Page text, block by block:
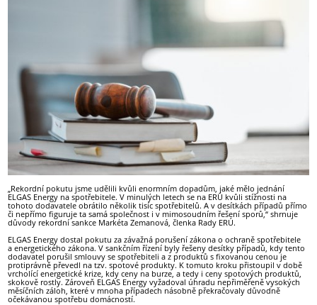
„Rekordní pokutu jsme udělili kvůli enormním dopadům, jaké mělo jednání
ELGAS Energy na spotřebitele. V minulých letech se na ERÚ kvůli stížnosti na
tohoto dodavatele obrátilo několik tisíc spotřebitelů. A v desítkách případů přímo
či nepřímo figuruje ta samá společnost i v mimosoudním řešení sporů,“ shrnuje
důvody rekordní sankce Markéta Zemanová, členka Rady ERÚ.
ELGAS Energy dostal pokutu za závažná porušení zákona o ochraně spotřebitele
a energetického zákona. V sankčním řízení byly řešeny desítky případů, kdy tento
dodavatel porušil smlouvy se spotřebiteli a z produktů s fixovanou cenou je
protiprávně převedl na tzv. spotové produkty. K tomuto kroku přistoupil v době
vrcholící energetické krize, kdy ceny na burze, a tedy i ceny spotových produktů,
skokově rostly. Zároveň ELGAS Energy vyžadoval úhradu nepřiměřeně vysokých
měsíčních záloh, které v mnoha případech násobně překračovaly důvodně
očekávanou spotřebu domácností.